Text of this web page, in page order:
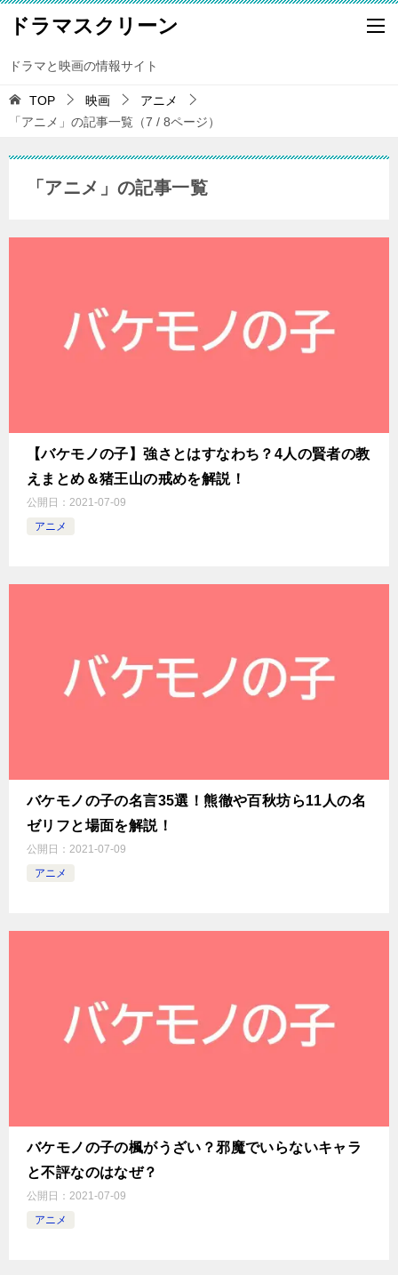
ドラマスクリーン
ドラマと映画の情報サイト
TOP 映画
アニメ
「アニメ」の記事一覧（7 / 8ページ）
「アニメ」の記事一覧
【バケモノの子】強さとはすなわち？4人の賢者の教
えまとめ＆猪王山の戒めを解説！
公開日： 2021-07-09
アニメ
バケモノの子の名言35選！熊徹や百秋坊ら11人の名
ゼリフと場面を解説！
公開日： 2021-07-09
アニメ
バケモノの子の楓がうざい？邪魔でいらないキャラ
と不評なのはなぜ？
公開日： 2021-07-09
アニメ